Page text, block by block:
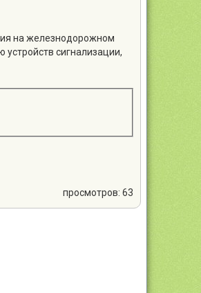
на железнодорожном
сигнализации,
просмотров: 63